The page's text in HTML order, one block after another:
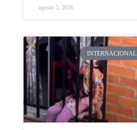
agosto 5, 2026
INTERNACIONAL